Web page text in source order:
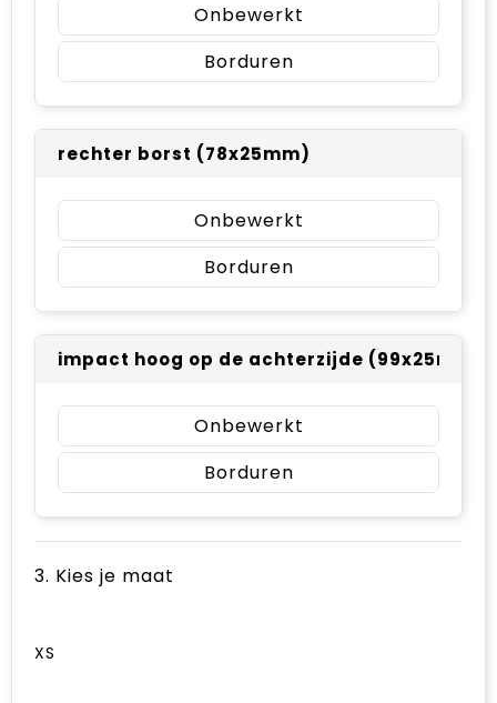
Onbewerkt
Borduren
rechter borst (78x25mm)
Onbewerkt
Borduren
impact hoog op de achterzijde (99x25mm)
Onbewerkt
Borduren
3. Kies je maat
XS